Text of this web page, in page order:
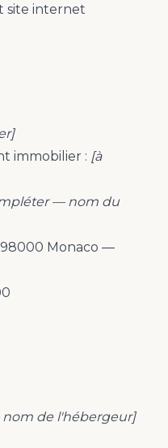
site internet
immobilier : [à
— nom du
98000 Monaco —
de l'hébergeur]